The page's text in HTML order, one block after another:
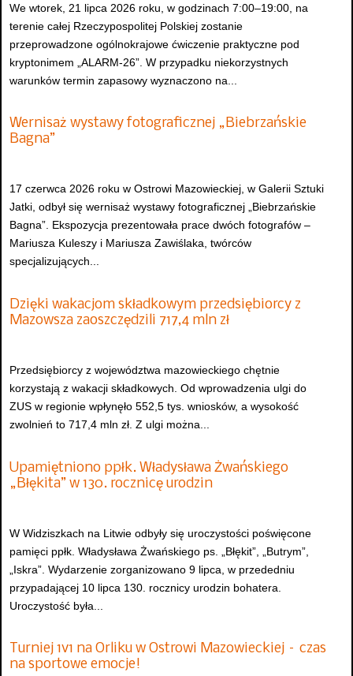
We wtorek, 21 lipca 2026 roku, w godzinach 7:00–19:00, na
terenie całej Rzeczypospolitej Polskiej zostanie
przeprowadzone ogólnokrajowe ćwiczenie praktyczne pod
kryptonimem „ALARM-26”. W przypadku niekorzystnych
warunków termin zapasowy wyznaczono na...
Wernisaż wystawy fotograficznej „Biebrzańskie
Bagna”
17 czerwca 2026 roku w Ostrowi Mazowieckiej, w Galerii Sztuki
Jatki, odbył się wernisaż wystawy fotograficznej „Biebrzańskie
Bagna”. Ekspozycja prezentowała prace dwóch fotografów –
Mariusza Kuleszy i Mariusza Zawiślaka, twórców
specjalizujących...
Dzięki wakacjom składkowym przedsiębiorcy z
Mazowsza zaoszczędzili 717,4 mln zł
Przedsiębiorcy z województwa mazowieckiego chętnie
korzystają z wakacji składkowych. Od wprowadzenia ulgi do
ZUS w regionie wpłynęło 552,5 tys. wniosków, a wysokość
zwolnień to 717,4 mln zł. Z ulgi można...
Upamiętniono ppłk. Władysława Żwańskiego
„Błękita” w 130. rocznicę urodzin
W Widziszkach na Litwie odbyły się uroczystości poświęcone
pamięci ppłk. Władysława Żwańskiego ps. „Błękit”, „Butrym”,
„Iskra”. Wydarzenie zorganizowano 9 lipca, w przededniu
przypadającej 10 lipca 130. rocznicy urodzin bohatera.
Uroczystość była...
Turniej 1v1 na Orliku w Ostrowi Mazowieckiej – czas
na sportowe emocje!